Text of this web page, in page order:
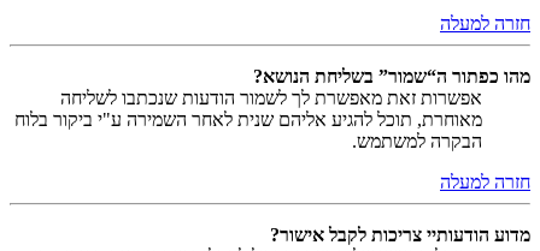
חזרה למעלה
מהו כפתור ה“שמור” בשליחת הנושא?
אפשרות זאת מאפשרת לך לשמור הודעות שנכתבו לשליחה
מאוחרת, תוכל להגיע אליהם שנית לאחר השמירה ע"י ביקור בלוח
הבקרה למשתמש.
חזרה למעלה
מדוע הודעותיי צריכות לקבל אישור?